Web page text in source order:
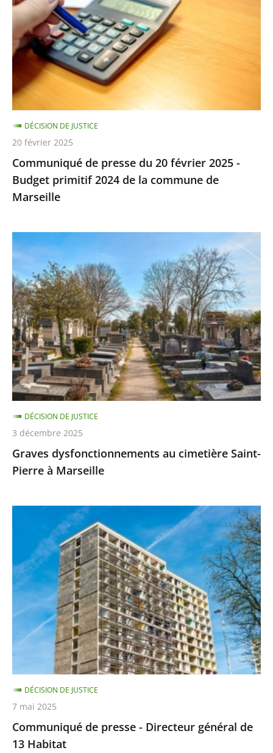
20
février
2025
Budget
primitif
2024
de
commune
de
Marseille
Communiqué de presse du 20 février 2025 -
Budget primitif 2024 de la commune de
Marseille
DÉCISION DE JUSTICE
20 février 2025
Graves
dysfonctionnements
au
cimetière
Saint-
Pierre
à
Marseille
Graves dysfonctionnements au cimetière Saint-
Pierre à Marseille
DÉCISION DE JUSTICE
3 décembre 2025
Communiqué
presse
-
Directeur
général
de
13
Habitat
Communiqué de presse - Directeur général de
13 Habitat
DÉCISION DE JUSTICE
7 mai 2025